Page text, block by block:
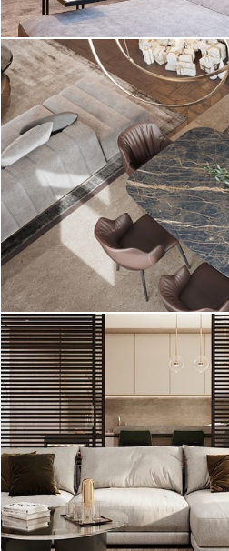
Современный стиль
Интерьер квартиры в ЖК
выполнен в современном
В ходе работы мы разработали
NEW!, 261 м
Современный стиль
Интерьер большой
квартиры в Санкт-Петербурге
выполнен в современном стиле
квартира, 104 м2